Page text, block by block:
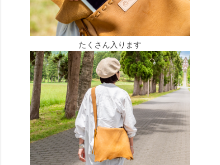
たくさん入ります